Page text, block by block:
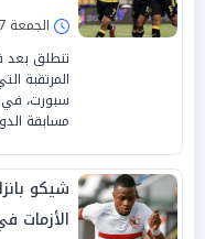
الجمعة 17/أكتوبر/2025 - 05:16 م
تنطلق بعد
المرتقبة
سبورت، في
مسابقة
شيكو
الأزمات